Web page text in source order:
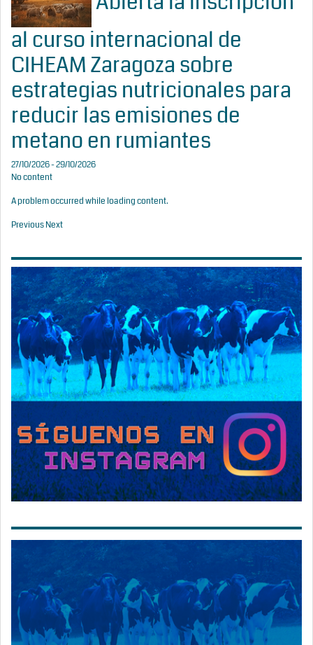
al curso internacional de
CIHEAM Zaragoza sobre
estrategias nutricionales para
reducir las emisiones de
metano en rumiantes
27/10/2026 - 29/10/2026
No content
A problem occurred while loading content.
PreviousNext